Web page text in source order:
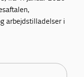
arbejdstilladelser i